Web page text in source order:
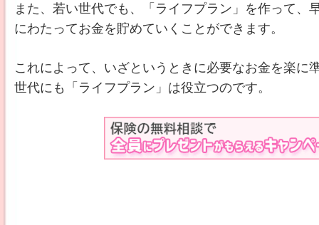
また、若い世代でも、「ライフプラン」を作って、
にわたってお金を貯めていくことができます。
これによって、いざというときに必要なお金を楽に
世代にも「ライフプラン」は役立つのです。